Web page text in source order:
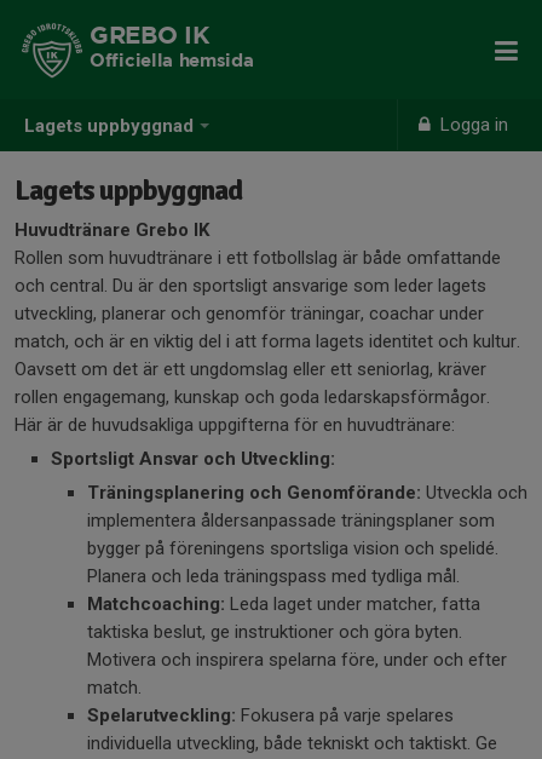
Lagets uppbyggnad Logga in
GREBO IK
Officiella hemsida
Lagets uppbyggnad
Huvudtränare Grebo IK
Rollen som huvudtränare i ett fotbollslag är både omfattande
och central. Du är den sportsligt ansvarige som leder lagets
utveckling, planerar och genomför träningar, coachar under
match, och är en viktig del i att forma lagets identitet och kultur.
Oavsett om det är ett ungdomslag eller ett seniorlag, kräver
rollen engagemang, kunskap och goda ledarskapsförmågor.
Här är de huvudsakliga uppgifterna för en huvudtränare:
Sportsligt Ansvar och Utveckling:
Träningsplanering och Genomförande: Utveckla och
implementera åldersanpassade träningsplaner som
bygger på föreningens sportsliga vision och spelidé.
Planera och leda träningspass med tydliga mål.
Matchcoaching: Leda laget under matcher, fatta
taktiska beslut, ge instruktioner och göra byten.
Motivera och inspirera spelarna före, under och efter
match.
Spelarutveckling: Fokusera på varje spelares
individuella utveckling, både tekniskt och taktiskt. Ge